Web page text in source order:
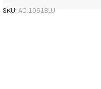
SKU: AC.1061BLU